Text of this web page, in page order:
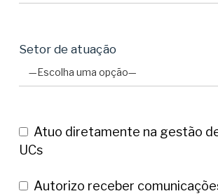
Setor de atuação
Atuo diretamente na gestão
UCs
Autorizo receber